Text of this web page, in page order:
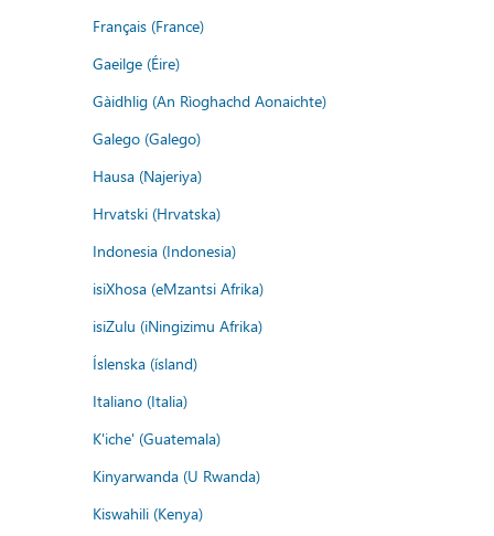
Français (France)
Gaeilge (Éire)
Gàidhlig (An Rìoghachd Aonaichte)
Galego (Galego)
Hausa (Najeriya)
Hrvatski (Hrvatska)
Indonesia (Indonesia)
isiXhosa (eMzantsi Afrika)
isiZulu (iNingizimu Afrika)
Íslenska (ísland)
Italiano (Italia)
K'iche' (Guatemala)
Kinyarwanda (U Rwanda)
Kiswahili (Kenya)